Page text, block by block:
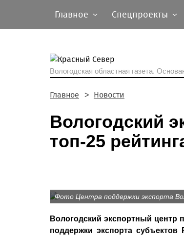
Главное Спецпроекты
Вологодская областная газета.
Главное Новости
Вологодский
топ-25
Фото Центра поддержки экспорта
Вологодский экспортный центр
поддержки экспорта субъектов